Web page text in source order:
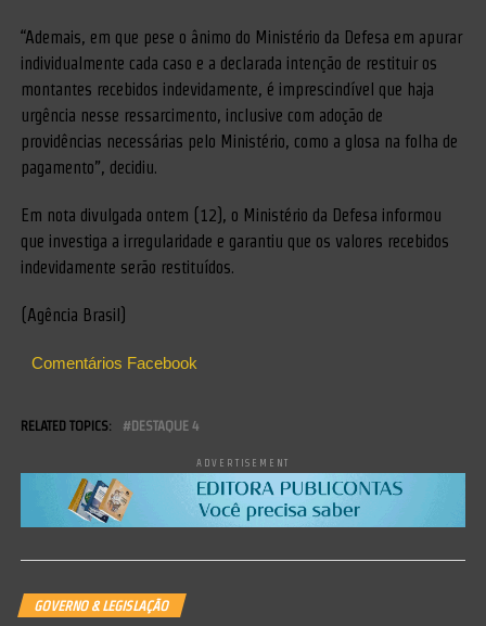
“Ademais, em que pese o ânimo do Ministério da Defesa em apurar
individualmente cada caso e a declarada intenção de restituir os
montantes recebidos indevidamente, é imprescindível que haja
urgência nesse ressarcimento, inclusive com adoção de
providências necessárias pelo Ministério, como a glosa na folha de
pagamento”, decidiu.
Em nota divulgada ontem (12), o Ministério da Defesa informou
que investiga a irregularidade e garantiu que os valores recebidos
indevidamente serão restituídos.
(Agência Brasil)
Comentários Facebook
RELATED TOPICS: DESTAQUE 4
ADVERTISEMENT
GOVERNO & LEGISLAÇÃO